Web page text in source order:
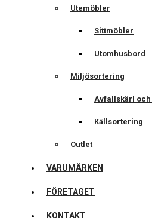
Utemöbler
Sittmöbler
Utomhusbord
Miljösortering
Avfallskärl
Källsortering
Outlet
VARUMÄRKEN
FÖRETAGET
KONTAKT